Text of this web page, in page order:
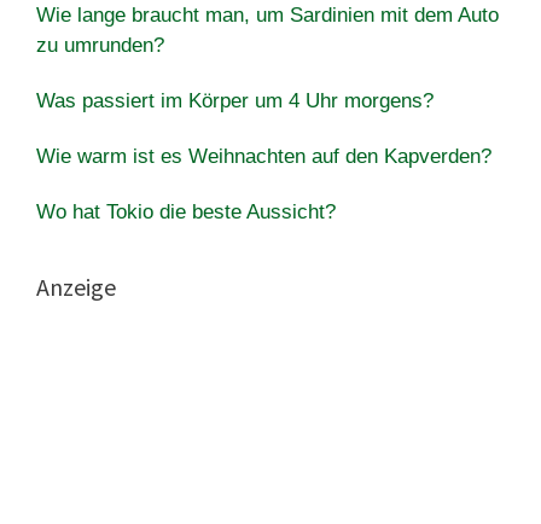
Wie lange braucht man, um Sardinien mit dem Auto
zu umrunden?
Was passiert im Körper um 4 Uhr morgens?
Wie warm ist es Weihnachten auf den Kapverden?
Wo hat Tokio die beste Aussicht?
Anzeige